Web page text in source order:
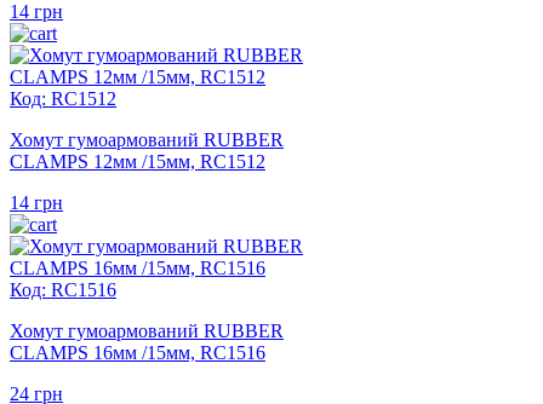
14 грн
Код: RC1512
Хомут гумоармований RUBBER
CLAMPS 12мм /15мм, RC1512
14 грн
Код: RC1516
Хомут гумоармований RUBBER
CLAMPS 16мм /15мм, RC1516
24 грн